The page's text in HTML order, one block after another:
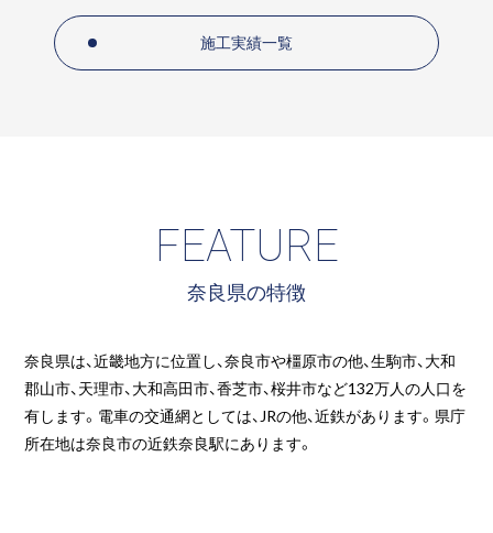
施工実績一覧
FEATURE
奈良県の特徴
奈良県は、近畿地方に位置し、奈良市や橿原市の他、生駒市、大和
郡山市、天理市、大和高田市、香芝市、桜井市など132万人の人口を
有します。電車の交通網としては、JRの他、近鉄があります。県庁
所在地は奈良市の近鉄奈良駅にあります。